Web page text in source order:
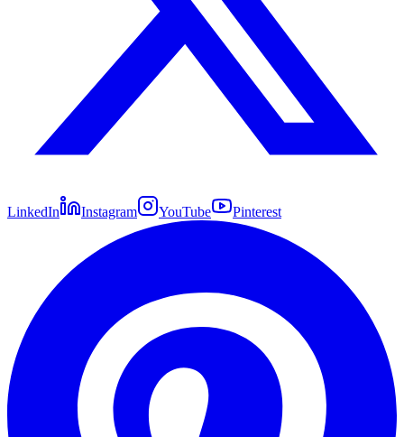
LinkedIn Instagram YouTube Pinterest